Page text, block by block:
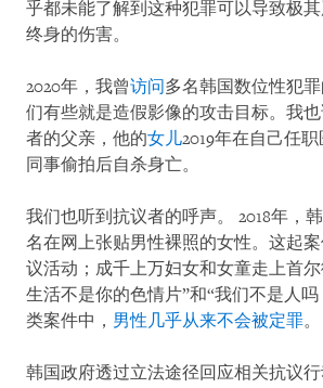
乎都未能了解到这种犯罪可以导致极
终身的伤害。
2020年，我曾访问多名韩国数位性犯
们有些就是造假影像的攻击目标。我
者的父亲，他的女儿2019年在自己任
同事偷拍后自杀身亡。
我们也听到抗议者的呼声。 2018年，
名在网上张贴男性裸照的女性。这起
议活动；成千上万妇女和女童走上首
生活不是你的色情片”和“我们不是人吗
类案件中， 男性几乎从来不会被定罪。
韩国政府透过立法途径回应相关抗议